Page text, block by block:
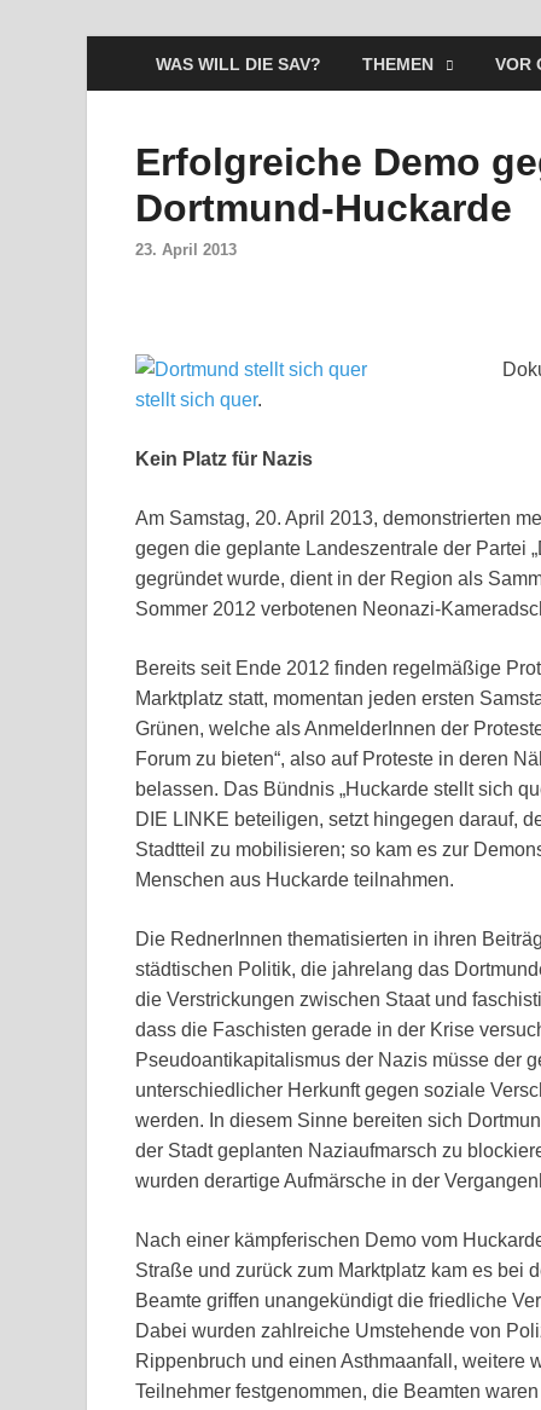
WAS WILL DIE SAV? THEMEN VOR
Erfolgreiche Demo
Dortmund-Huckarde
23. April 2013
stellt sich quer.
Kein Platz für Nazis
Am Samstag, 20. April 2013, demonstrierten
gegen die geplante Landeszentrale der Partei
gegründet wurde, dient in der Region als
Sommer 2012 verbotenen Neonazi-
Bereits seit Ende 2012 finden regelmäßige
Marktplatz statt, momentan jeden ersten
Grünen, welche als AnmelderInnen der
Forum zu bieten“, also auf Proteste in deren
belassen. Das Bündnis „Huckarde stellt sich
DIE LINKE beteiligen, setzt hingegen darauf,
Stadtteil zu mobilisieren; so kam es zur
Menschen aus Huckarde teilnahmen.
Die RednerInnen thematisierten in ihren
städtischen Politik, die jahrelang das
die Verstrickungen zwischen Staat und
dass die Faschisten gerade in der Krise
Pseudoantikapitalismus der Nazis müsse der
unterschiedlicher Herkunft gegen soziale
werden. In diesem Sinne bereiten sich
der Stadt geplanten Naziaufmarsch zu
wurden derartige Aufmärsche in der
Nach einer kämpferischen Demo vom
Straße und zurück zum Marktplatz kam es bei
Beamte griffen unangekündigt die friedliche
Dabei wurden zahlreiche Umstehende von
Rippenbruch und einen Asthmaanfall, weitere
Teilnehmer festgenommen, die Beamten